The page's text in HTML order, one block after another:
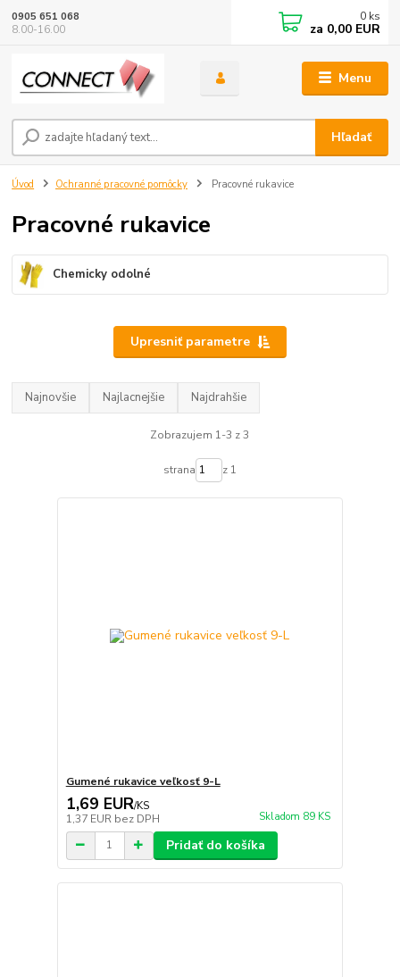
Menu
Hľadať
0905 651 068
8.00-16.00
0 ks
za 0,00 EUR
Úvod Ochranné pracovné pomôcky Pracovné rukavice
Pracovné rukavice
Chemicky odolné
Upresniť parametre
Najnovšie Najlacnejšie Najdrahšie
Zobrazujem 1-3 z 3
strana z 1
Gumené rukavice veľkosť 9-L
1,69 EUR/KS
1,37 EUR bez DPH Skladom 89 KS
Pridať do košíka